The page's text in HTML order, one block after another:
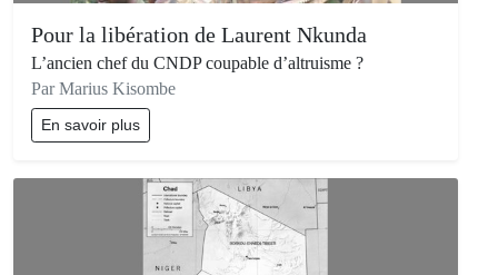
Pour la libération de Laurent Nkunda
L’ancien chef du CNDP coupable d’altruisme ?
Par Marius Kisombe
En savoir plus